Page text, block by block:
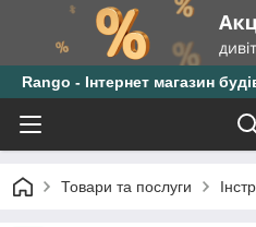
Rango - Інтернет магазин
Товари та послуги